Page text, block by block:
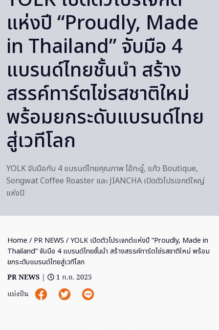
แห่งปี “Proudly, Made
in Thailand” จับมือ 4
แบรนด์ไทยชั้นนำ สร้าง
สรรค์ทาร์ตไข่รสชาติใหม่
พร้อมยกระดับแบรนด์ไทย
สู่เวทีโลก
YOLK จับมือกับ 4 แบรนด์ไทยคุณภาพ โอ้กะจู๋, แก้ว Boutique,
Songwat Coffee Roaster และ JIANCHA เปิดตัวโปรเจกต์ใหญ่
แห่งปี
Home / PR NEWS / YOLK เปิดตัวโปรเจกต์แห่งปี “Proudly, Made in
Thailand” จับมือ 4 แบรนด์ไทยชั้นนำ สร้างสรรค์ทาร์ตไข่รสชาติใหม่ พร้อม
ยกระดับแบรนด์ไทยสู่เวทีโลก
PR NEWS |
1 ก.ย. 2025
แบ่งปัน